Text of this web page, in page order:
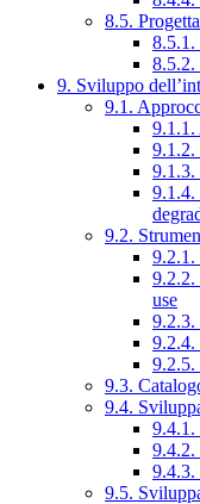
8.5.
8.5.1.
8.5.2.
9. Sviluppo
9.1.
9.1.2.
9.1.4.
9.2.
9.2.1.
9.2.2.
use
9.2.3.
9.2.4.
9.2.5.
9.3.
9.4.
9.4.1.
9.5.